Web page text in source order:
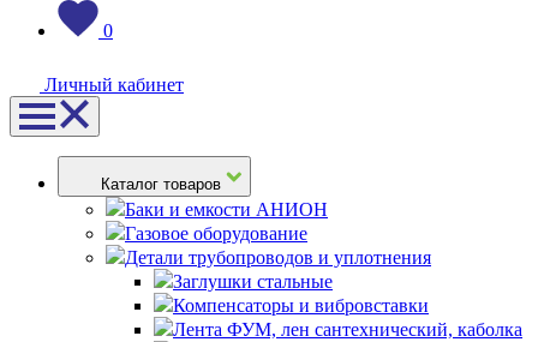
0
Личный кабинет
Каталог товаров
Баки и емкости АНИОН
Газовое оборудование
Детали трубопроводов и уплотнения
Заглушки стальные
Компенсаторы и вибровставки
Лента ФУМ, лен сантехнический, каболка